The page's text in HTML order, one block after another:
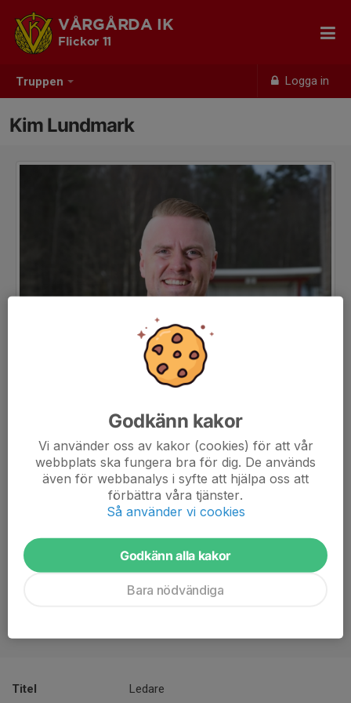
Truppen Logga in
VÅRGÅRDA IK
Flickor 11
Kim Lundmark
Titel Ledare
Godkänn kakor
Vi använder oss av kakor (cookies) för att vår
webbplats ska fungera bra för dig. De används
även för webbanalys i syfte att hjälpa oss att
förbättra våra tjänster.
Så använder vi cookies
Godkänn alla kakor
Bara nödvändiga